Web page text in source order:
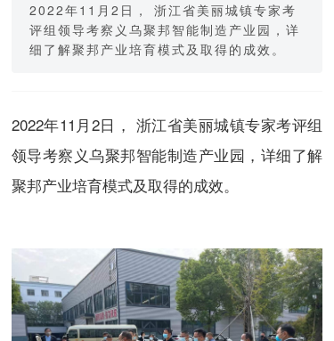
2022年11月2日， 浙江省美丽城镇专家考
评组领导考察义乌聚邦智能制造产业园，详
细了解聚邦产业培育模式及取得的成效。
2022年11月2日， 浙江省美丽城镇专家考评组
领导考察义乌聚邦智能制造产业园，详细了解
聚邦产业培育模式及取得的成效。